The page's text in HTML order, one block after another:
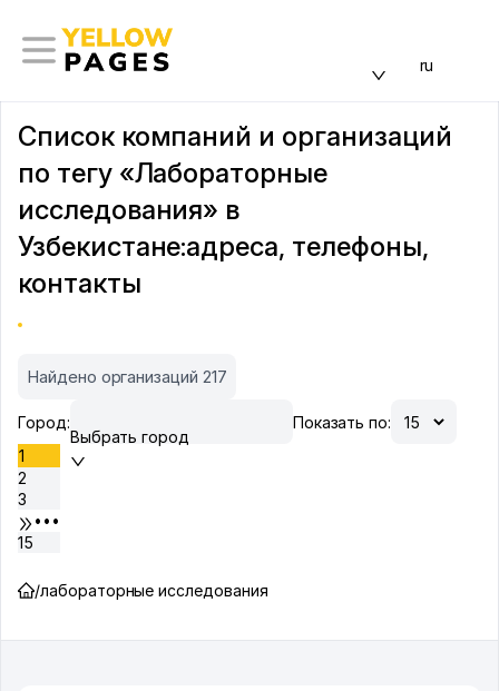
ru
Список компаний и организаций
по тегу «Лабораторные
исследования» в
Узбекистане:адреса, телефоны,
контакты
Найдено организаций 217
Город:
Выбрать город
Показать по:
1
2
3
•••
15
/лабораторные исследования